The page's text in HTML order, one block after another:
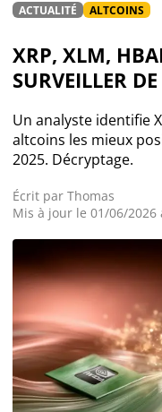
Actualité
Actualité
Actualité
Actualité NFT
Actualité
Actualité IA
Guides
Acheter
ACTUALITÉ ALTCOINS
XRP, XLM,
SURVEILLER
Un analyste identifie
altcoins les mieux
2025. Décryptage.
Écrit par Thomas
Mis à jour le 01/06/2026